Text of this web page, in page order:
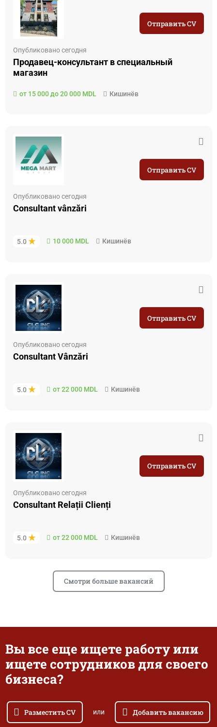
Опубликовано сегодня
Продавец-консультант в специальный
магазин
от 15 000 до 20 000 MDL Кишинёв
Отправить CV
Опубликовано сегодня
Consultant vânzări
5.0 10 000 MDL Кишинёв
Отправить CV
Опубликовано сегодня
Consultant Vânzări
5.0 от 22 000 MDL Кишинёв
Отправить CV
Опубликовано сегодня
Consultant Relații Clienți
5.0 от 22 000 MDL Кишинёв
Отправить CV
Смотри больше вакансий
Вы все еще ищете работу или
ищете сотрудников для своего
бизнеса?
Разместить CV или Добавить вакансию